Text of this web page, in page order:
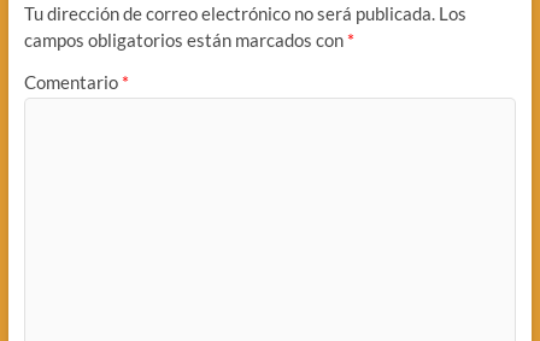
Tu dirección de correo electrónico no será publicada. Los
campos obligatorios están marcados con *
Comentario *